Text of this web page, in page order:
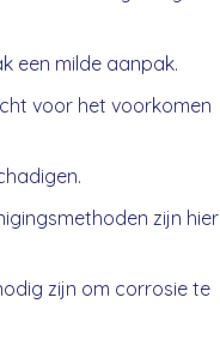
een milde aanpak.
voor het voorkomen
zijn hier
zijn om corrosie te